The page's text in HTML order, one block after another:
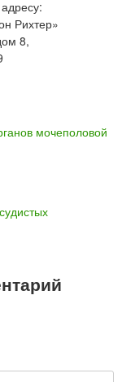
Рихтер»
8,
мочеполовой